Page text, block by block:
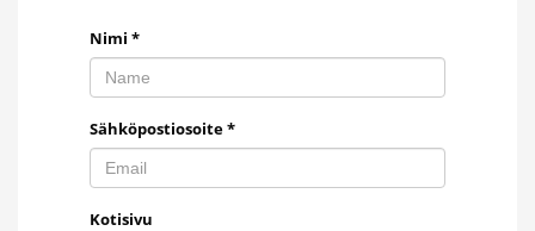
Nimi *
Sähköpostiosoite*
Kotisivu